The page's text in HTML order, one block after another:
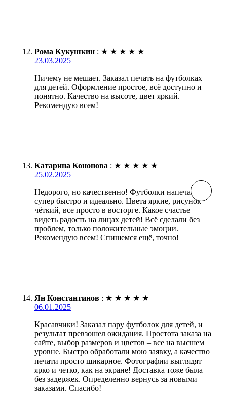
Рома Кукушкин : ★ ★ ★ ★ ★
23.03.2025
Ничему не мешает. Заказал печать на футболках
для детей. Оформление простое, всё доступно и
понятно. Качество на высоте, цвет яркий.
Рекомендую всем!
Катарина Кононова : ★ ★ ★ ★ ★
25.02.2025
Недорого, но качественно! Футболки напечатали
супер быстро и идеально. Цвета яркие, рисунок
чёткий, все просто в восторге. Какое счастье
видеть радость на лицах детей! Всё сделали без
проблем, только положительные эмоции.
Рекомендую всем! Спишемся ещё, точно!
Ян Константинов : ★ ★ ★ ★ ★
06.01.2025
Красавчики! Заказал пару футболок для детей, и
результат превзошел ожидания. Простота заказа на
сайте, выбор размеров и цветов – все на высшем
уровне. Быстро обработали мою заявку, а качество
печати просто шикарное. Фотографии выглядят
ярко и четко, как на экране! Доставка тоже была
без задержек. Определенно вернусь за новыми
заказами. Спасибо!